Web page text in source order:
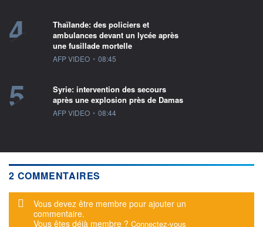
4
Thaïlande: des policiers et
ambulances devant un lycée après
une fusillade mortelle
information fournie par
AFP VIDEO • 08:45
5
Syrie: intervention des secours
après une explosion près de Damas
information fournie par
AFP VIDEO • 08:44
2 COMMENTAIRES
Message d'alerte
Vous devez être membre pour ajouter un
commentaire.
Vous êtes déjà membre ? Connectez-vous